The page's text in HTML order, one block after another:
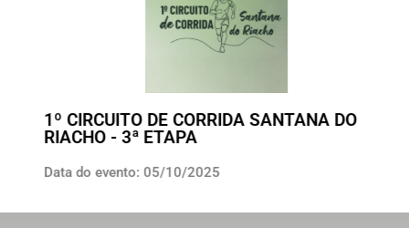
1º CIRCUITO DE CORRIDA SANTANA DO
RIACHO - 3ª ETAPA
Data do evento: 05/10/2025